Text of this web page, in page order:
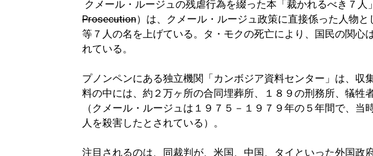
クメール・ルージュの残虐行為を綴った本「裁かれるべき７人
Prosecution）は、クメール・ルージュ政策に直接係った人物
等７人の名を上げている。タ・モクの死亡により、国民の関心
れている。
プノンペンにある独立機関「カンボジア資料センター」は、収
料の中には、約２万ヶ所の合同埋葬所、１８９の刑務所、犠牲
（クメール・ルージュは１９７５－１９７９年の５年間で、
人を殺害したとされている）。
注目されるのは、同裁判が、米国、中国、タイといった外国政